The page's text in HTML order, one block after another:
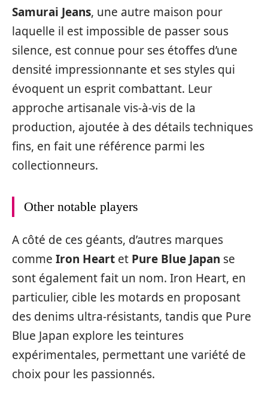
Samurai Jeans, une autre maison pour
laquelle il est impossible de passer sous
silence, est connue pour ses étoffes d’une
densité impressionnante et ses styles qui
évoquent un esprit combattant. Leur
approche artisanale vis-à-vis de la
production, ajoutée à des détails techniques
fins, en fait une référence parmi les
collectionneurs.
Other notable players
A côté de ces géants, d’autres marques
comme Iron Heart et Pure Blue Japan se
sont également fait un nom. Iron Heart, en
particulier, cible les motards en proposant
des denims ultra-résistants, tandis que Pure
Blue Japan explore les teintures
expérimentales, permettant une variété de
choix pour les passionnés.